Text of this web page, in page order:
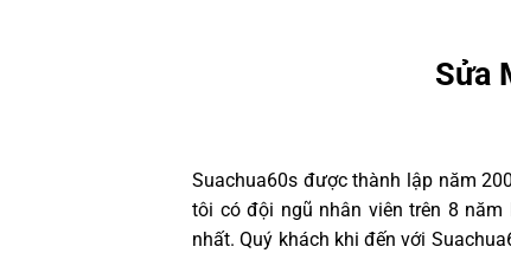
Sửa
Suachua60s được thành lập năm
tôi có đội ngũ nhân viên trên 8 năm
nhất. Quý khách khi đến với